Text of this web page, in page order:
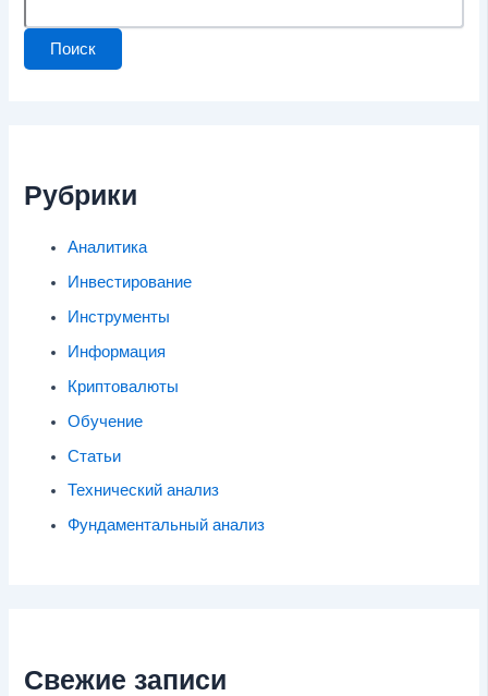
Поиск
Рубрики
Аналитика
Инвестирование
Инструменты
Информация
Криптовалюты
Обучение
Статьи
Технический анализ
Фундаментальный анализ
Свежие записи